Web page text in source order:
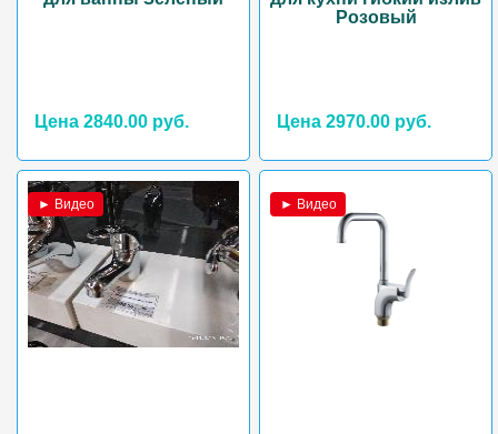
Цена 2840.00 руб.
Розовый
Цена 2970.00 руб.
► Видео ► Видео